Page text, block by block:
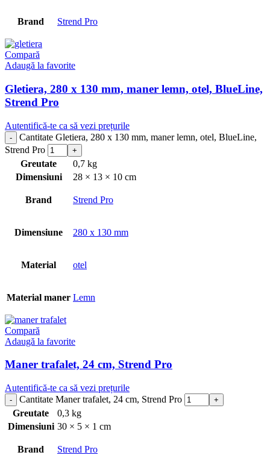
Brand Strend Pro
Compară
Adaugă la favorite
Gletiera, 280 x 130 mm, maner lemn, otel, BlueLine,
Strend Pro
Autentifică-te ca să vezi prețurile
Cantitate Gletiera, 280 x 130 mm, maner lemn, otel, BlueLine,
Strend Pro
Greutate
0,7 kg
Dimensiuni
28 × 13 × 10 cm
Brand Strend Pro
Dimensiune 280 x 130 mm
Material otel
Material maner Lemn
Compară
Adaugă la favorite
Maner trafalet, 24 cm, Strend Pro
Autentifică-te ca să vezi prețurile
Cantitate Maner trafalet, 24 cm, Strend Pro
Greutate
0,3 kg
Dimensiuni 30 × 5 × 1 cm
Brand Strend Pro